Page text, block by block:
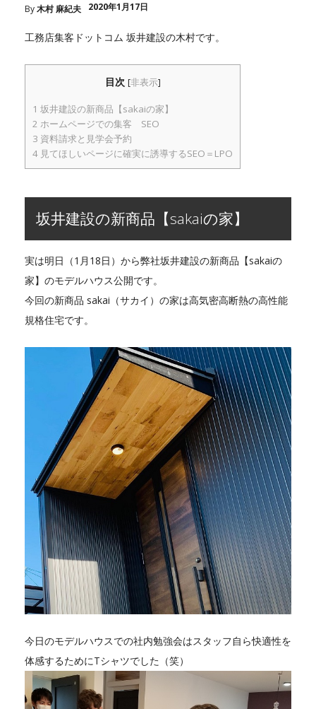
By木村 麻紀夫 2020年1月17日
工務店集客ドットコム 坂井建設の木村です。
目次 [非表示]
1 坂井建設の新商品【sakaiの家】
2 ホームページでの集客 SEO
3 資料請求と見学会予約
4 見てほしいページに確実に誘導するSEO＝LPO
坂井建設の新商品【sakaiの家】
実は明日（1月18日）から弊社坂井建設の新商品【sakaiの
家】のモデルハウス公開です。
今回の新商品 sakai（サカイ）の家は高気密高断熱の高性能
規格住宅です。
今日のモデルハウスでの社内勉強会はスタッフ自ら快適性を
体感するためにTシャツでした（笑）